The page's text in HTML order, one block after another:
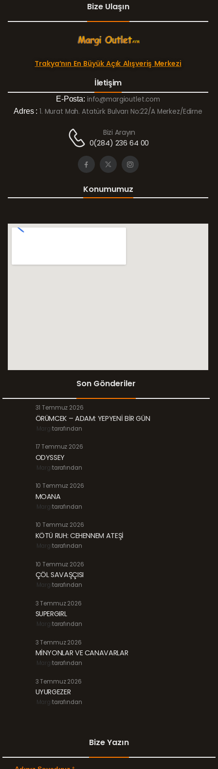
Bize Ulaşın
Trakya’nın En Büyük Açık Alışveriş Merkezi
İletişim
E-Posta: info@margioutlet.com
Adres : 1. Murat Mah. Atatürk Bulvarı No:22/A Merkez/Edirne
Bizi Arayın
0(284) 236 64 00
Konumumuz
Son Gönderiler
31 Temmuz 2026
ÖRÜMCEK – ADAM: YEPYENİ BİR GÜN
Margitarafından
17 Temmuz 2026
ODYSSEY
Margitarafından
10 Temmuz 2026
MOANA
Margitarafından
10 Temmuz 2026
KÖTÜ RUH: CEHENNEM ATEŞİ
Margitarafından
10 Temmuz 2026
ÇÖL SAVAŞÇISI
Margitarafından
3 Temmuz 2026
SUPERGIRL
Margitarafından
3 Temmuz 2026
MİNYONLAR VE CANAVARLAR
Margitarafından
3 Temmuz 2026
UYURGEZER
Margitarafından
Bize Yazın